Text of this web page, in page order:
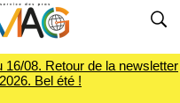
08. Retour de la newsletter
Bel été !